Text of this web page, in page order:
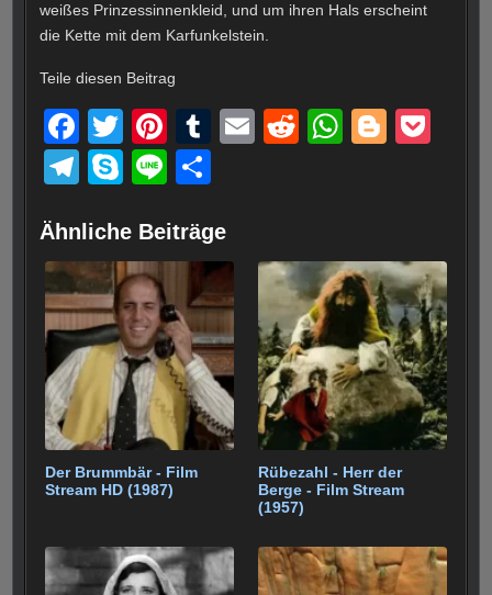
weißes Prinzessinnenkleid, und um ihren Hals erscheint
die Kette mit dem Karfunkelstein.
Teile diesen Beitrag
F
a
c
e
b
o
o
k
T
wi
tt
er
Pi
nt
er
e
st
T
bl
r
E
R
t
W
A
p
p
Bl
er
T
e
gr
a
m
S
p
e
Li
e
e
n
Ähnliche Beiträge
Der Brummbär - Film
Stream HD (1987)
Rübezahl - Herr der
Berge - Film Stream
(1957)